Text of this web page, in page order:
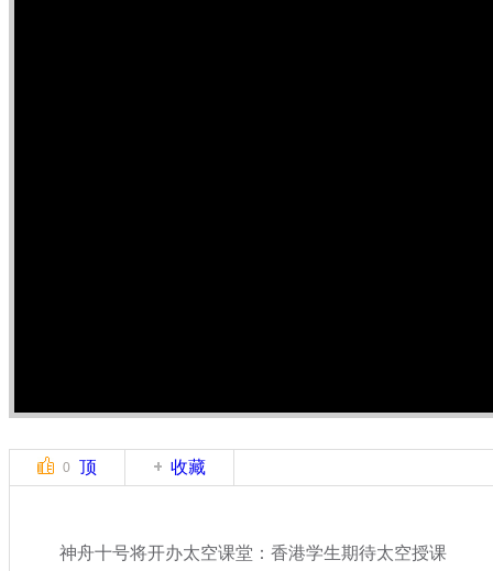
0 顶 收藏
神舟十号将开办太空课堂：香港学生期待太空授课